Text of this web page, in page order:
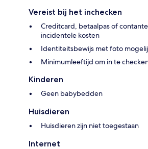
Vereist bij het inchecken
Creditcard, betaalpas of
incidentele kosten
Identiteitsbewijs met foto
Minimumleeftijd om in te checken
Kinderen
Geen babybedden
Huisdieren
Huisdieren zijn niet toegestaan
Internet